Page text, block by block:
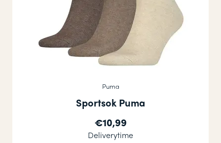
Puma
Sportsok Puma
€10,99
Deliverytime